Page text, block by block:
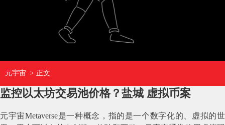
元宇宙 > 正文
监控以太坊交易池价格？盐城 虚拟币案
元宇宙Metaverse是一种概念，指的是一个数字化的、虚拟的世